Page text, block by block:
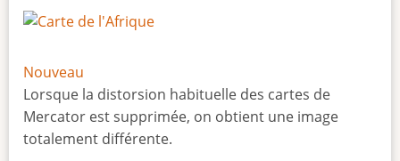
Nouveau
Lorsque la distorsion habituelle des cartes de
Mercator est supprimée, on obtient une image
totalement différente.